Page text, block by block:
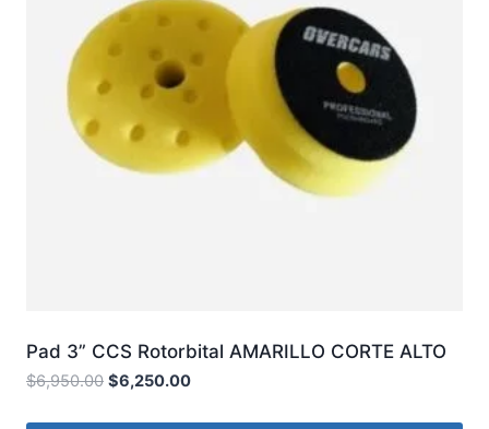
Pad 3” CCS Rotorbital AMARILLO CORTE ALTO
OVERCARS
$6,950.00 $6,250.00